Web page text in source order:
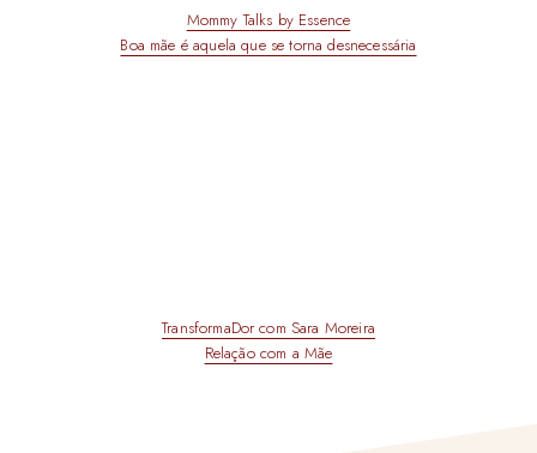
Mommy Talks by Essence
Boa mãe é aquela que se torna desnecessária
TransformaDor com Sara Moreira
Relação com a Mãe